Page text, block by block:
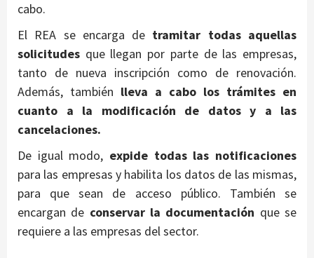
cabo.
El REA se encarga de tramitar todas aquellas
solicitudes que llegan por parte de las empresas,
tanto de nueva inscripción como de renovación.
Además, también lleva a cabo los trámites en
cuanto a la modificación de datos y a las
cancelaciones.
De igual modo, expide todas las notificaciones
para las empresas y habilita los datos de las mismas,
para que sean de acceso público. También se
encargan de conservar la documentación que se
requiere a las empresas del sector.